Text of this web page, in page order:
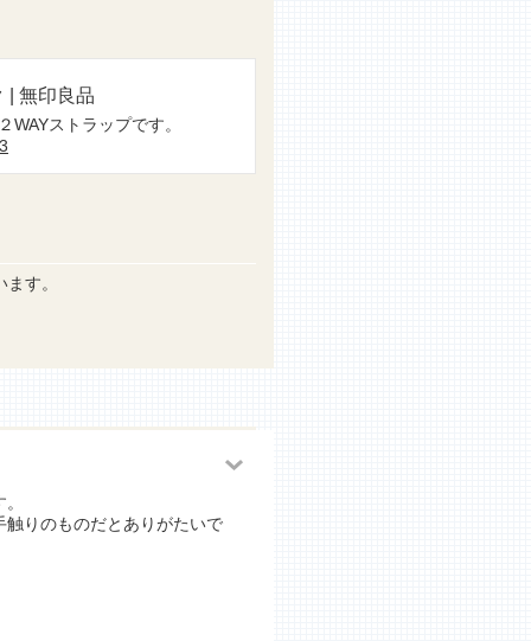
無印良品
ストラップです。
す。
りのものだとありがたいで